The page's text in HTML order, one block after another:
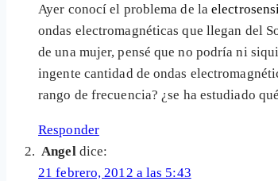
Ayer conocí el problema de la
ondas electromagnéticas que llegan del
de una mujer, pensé que no podría ni
ingente cantidad de ondas
rango de frecuencia? ¿se ha estudiado
Responder
Angel dice:
21 febrero, 2012 a las 5:43